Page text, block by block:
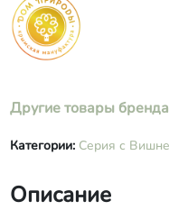
Другие товары бренда
Категории: Серия с
Описание